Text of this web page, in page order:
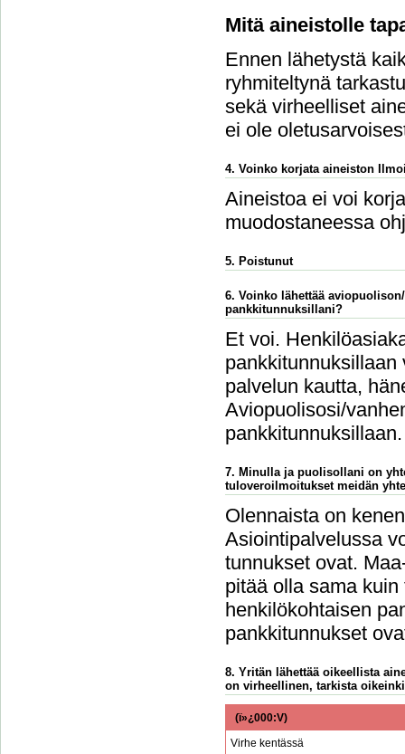
Mitä aineistolle
Ennen lähetystä
ryhmiteltynä
sekä virheelliset
ei ole
4. Voinko korjata aineiston
Aineistoa ei voi
muodostaneessa
5. Poistunut
6. Voinko lähettää
pankkitunnuksillani?
Et voi.
palvelun kautta,
Aviopuolisosi/
pankkitunnuksillaan.
7. Minulla ja puolisollani on
tuloveroilmoitukset meidän
Olennaista on
Asiointipalvelussa
tunnukset ovat.
pitää olla sama
henkilökohtaisen
pankkitunnukset
8. Yritän lähettää oikeellista
on virheellinen, tarkista
(ï»¿000:V)
Virhe kentässä